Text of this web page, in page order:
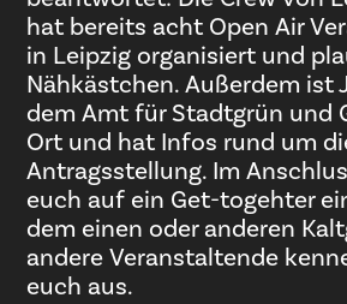
hat bereits acht Open Air
in Leipzig organisiert und
Nähkästchen. Außerdem ist
dem Amt für Stadtgrün und
Ort und hat Infos rund um
Antragsstellung. Im
euch auf ein Get-togehter
dem einen oder anderen
andere Veranstaltende
euch aus.